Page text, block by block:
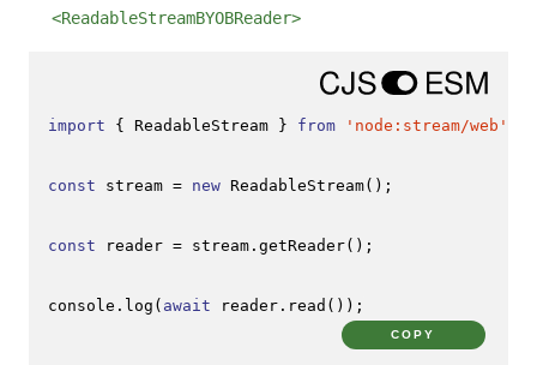
<ReadableStreamBYOBReader>
import { ReadableStream } from 'node:stream/web'
const stream = new ReadableStream();
const reader = stream. getReader();
console . log ( await reader. read ());
COPY